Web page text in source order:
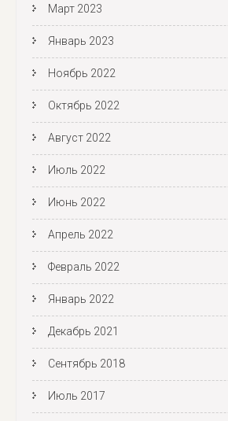
Март 2023
Январь 2023
Ноябрь 2022
Октябрь 2022
Август 2022
Июль 2022
Июнь 2022
Апрель 2022
Февраль 2022
Январь 2022
Декабрь 2021
Сентябрь 2018
Июль 2017